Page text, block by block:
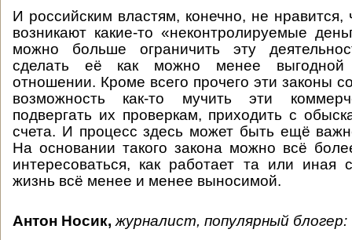
И российским властям, конечно, не нравится,
возникают какие-то «неконтролируемые
можно больше ограничить эту
сделать её как можно менее выгодной
отношении. Кроме всего прочего эти законы
возможность как-то мучить эти
подвергать их проверкам, приходить с
счета. И процесс здесь может быть ещё
На основании такого закона можно всё
интересоваться, как работает та или иная
жизнь всё менее и менее выносимой.
Антон Носик, журналист, популярный блогер: